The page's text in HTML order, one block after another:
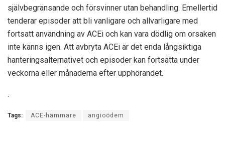
självbegränsande och försvinner utan behandling. Emellertid
tenderar episoder att bli vanligare och allvarligare med
fortsatt användning av ACEi och kan vara dödlig om orsaken
inte känns igen. Att avbryta ACEi är det enda långsiktiga
hanteringsalternativet och episoder kan fortsätta under
veckorna eller månaderna efter upphörandet.
.
Tags: ACE-hämmare angioödem